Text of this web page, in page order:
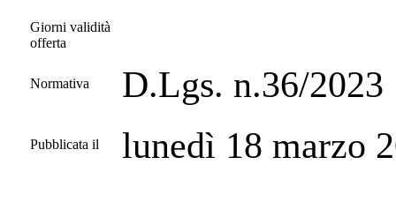
Giorni validità
offerta
Normativa D.Lgs. n.36/2023
Pubblicata il lunedì 18 marzo